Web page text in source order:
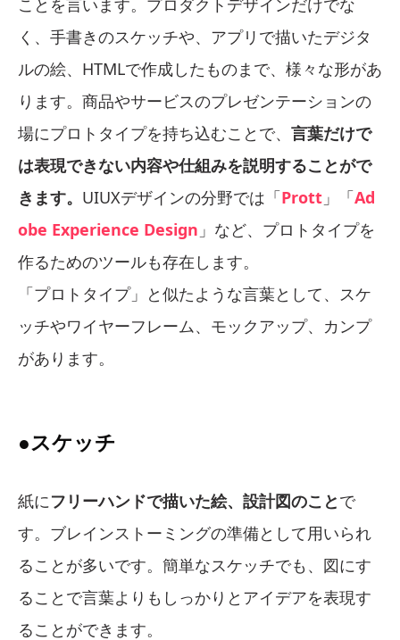
ことを言います。プロダクトデザインだけでな
く、手書きのスケッチや、アプリで描いたデジタ
ルの絵、HTMLで作成したものまで、様々な形があ
ります。商品やサービスのプレゼンテーションの
場にプロトタイプを持ち込むことで、 言葉だけで
は表現できない内容や仕組みを説明することがで
きます。 UIUXデザインの分野では「Prott 」「Ad
obe Experience Design 」など、プロトタイプを
作るためのツールも存在します。
「プロトタイプ」と似たような言葉として、スケ
ッチやワイヤーフレーム、モックアップ、カンプ
があります。
●スケッチ
紙にフリーハンドで描いた絵、設計図のことで
す。ブレインストーミングの準備として用いられ
ることが多いです。簡単なスケッチでも、図にす
ることで言葉よりもしっかりとアイデアを表現す
ることができます。